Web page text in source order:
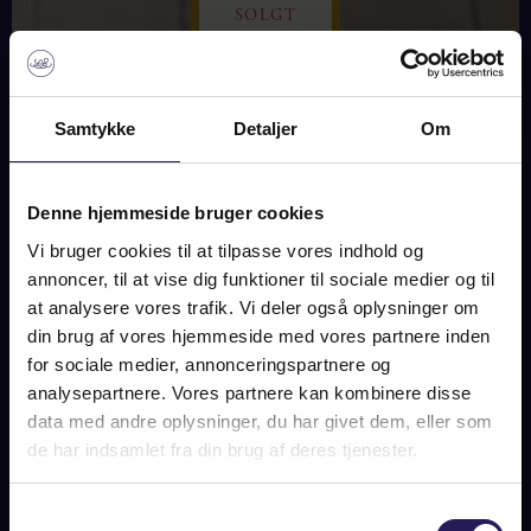
Samtykke Detaljer Om
Denne hjemmeside bruger cookies
Vi bruger cookies til at tilpasse vores indhold og
annoncer, til at vise dig funktioner til sociale medier og til
at analysere vores trafik. Vi deler også oplysninger om
din brug af vores hjemmeside med vores partnere inden
for sociale medier, annonceringspartnere og
analysepartnere. Vores partnere kan kombinere disse
data med andre oplysninger, du har givet dem, eller som
de har indsamlet fra din brug af deres tjenester.
SOLGT
PLAN
MARGRETHEVEJ 14, 2960
RUNGSTED KYST
SOLGT
OM BOLIGEN
restauranter og cafeer, det naturskønne Rungsted Hegn,